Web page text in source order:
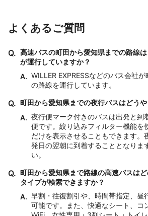
よくあるご質問
Q. 高速バスの町田から愛知県までの路線
が運行していますか？
A. WILLER EXPRESSなどのバス会社
の路線を運行しています。
Q. 町田から愛知県までの夜行バスはどう
A. 夜行便マーク付きのバスは出発と到
便です。絞り込みフィルター機能を
だけを表示させることもできます。
発日の翌朝に到着することとなりま
い。
Q. 町田から愛知県まで路線の高速バスは
タイプが検索できますか？
A. 早割・往復割引や、時間帯指定、昼
可能です。また、快適なシート、コ